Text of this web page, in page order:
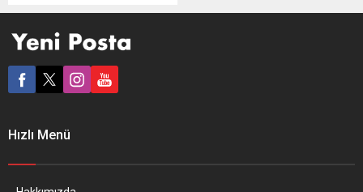
avroya geriledi. Avrupa
Merkezi (ZEW), Almanya
Federal Eğitim ve Araştırma
hazırladığı “Alman
Buna göre,...
Hızlı Menü